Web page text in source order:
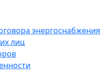
энергоснабжения
лиц